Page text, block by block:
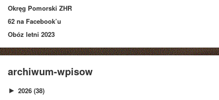
Okręg Pomorski ZHR
62 na Facebook’u
Obóz letni 2023
archiwum-wpisow
► 2026 (38)